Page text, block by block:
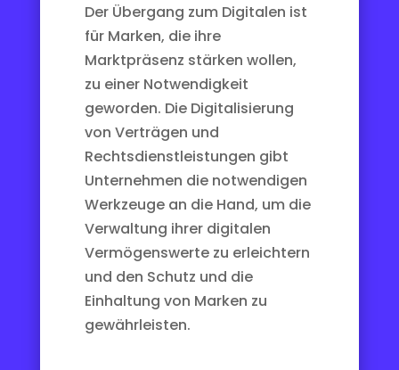
Der Übergang zum Digitalen ist
für Marken, die ihre
Marktpräsenz stärken wollen,
zu einer Notwendigkeit
geworden. Die Digitalisierung
von Verträgen und
Rechtsdienstleistungen gibt
Unternehmen die notwendigen
Werkzeuge an die Hand, um die
Verwaltung ihrer digitalen
Vermögenswerte zu erleichtern
und den Schutz und die
Einhaltung von Marken zu
gewährleisten.